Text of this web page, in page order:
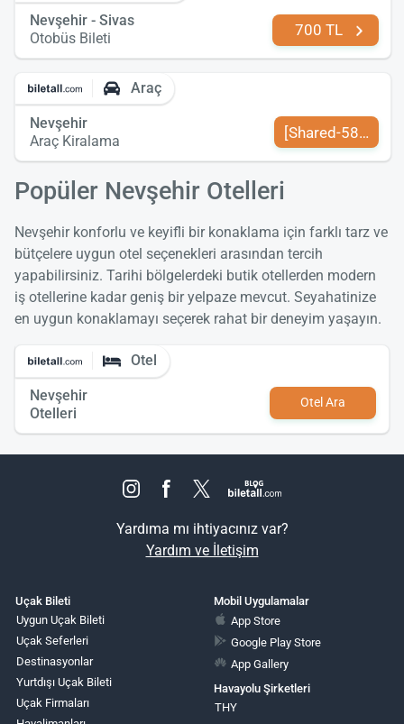
Nevşehir - Sivas
Otobüs Bileti
700 TL
Araç
Nevşehir
Araç Kiralama
[Shared-589-tr-
Popüler Nevşehir Otelleri
Nevşehir konforlu ve keyifli bir konaklama için farklı tarz ve
bütçelere uygun otel seçenekleri arasından tercih
yapabilirsiniz. Tarihi bölgelerdeki butik otellerden modern
iş otellerine kadar geniş bir yelpaze mevcut. Seyahatinize
en uygun konaklamayı seçerek rahat bir deneyim yaşayın.
Otel
Nevşehir
Otelleri
Otel Ara
Yardıma mı ihtiyacınız var?
Yardım ve İletişim
Uçak Bileti
Uygun Uçak Bileti
Uçak Seferleri
Destinasyonlar
Yurtdışı Uçak Bileti
Uçak Firmaları
Mobil Uygulamalar
App Store
Google Play Store
App Gallery
Havayolu Şirketleri
THY